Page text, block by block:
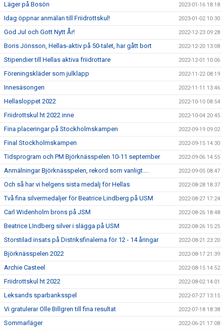
Läger på Bosön 2023-01-16 18:18
Idag öppnar anmälan till Friidrottskul! 2023-01-02 10:30
God Jul och Gott Nytt År! 2022-12-23 09:28
Boris Jönsson, Hellas-aktiv på 50-talet, har gått bort 2022-12-20 13:08
Stipendier till Hellas aktiva friidrottare 2022-12-01 10:06
Föreningskläder som julklapp 2022-11-22 08:19
Innesäsongen 2022-11-11 13:46
Hellasloppet 2022 2022-10-10 08:54
Friidrottskul ht 2022 inne 2022-10-04 20:45
Fina placeringar på Stockholmskampen 2022-09-19 09:02
Final Stockholmskampen 2022-09-15 14:30
Tidsprogram och PM Björknässpelen 10-11 september 2022-09-06 14:55
Anmälningar Björknässpelen, rekord som vanligt.... 2022-09-05 08:47
Och så har vi helgens sista medalj för Hellas 2022-08-28 18:37
Två fina silvermedaljer för Beatrice Lindberg på USM 2022-08-27 17:24
Carl Widenholm brons på JSM 2022-08-26 18:48
Beatrice LIndberg silver i slägga på USM 2022-08-26 15:25
Storstilad insats på Distriksfinalerna för 12 - 14 åringar 2022-08-21 23:20
Björknässpelen 2022 2022-08-17 21:39
Archie Casteel 2022-08-15 14:52
Friidrottskul ht 2022 2022-08-02 14:01
Leksands sparbanksspel 2022-07-27 13:15
Vi gratulerar Olle Billgren till fina resultat 2022-07-18 18:38
Sommarläger 2022-06-21 17:08